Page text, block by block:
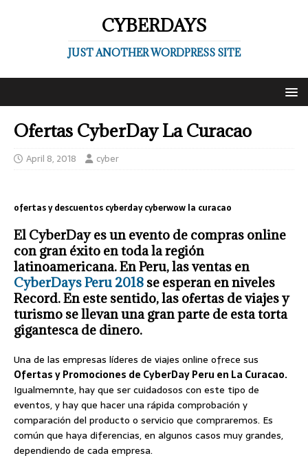
CYBERDAYS
JUST ANOTHER WORDPRESS SITE
Ofertas CyberDay La Curacao
April 8, 2018 cyber
ofertas y descuentos cyberday cyberwow la curacao
El CyberDay es un evento de compras online
con gran éxito en toda la región
latinoamericana. En Peru, las ventas en
CyberDays Peru 2018 se esperan en niveles
Record. En este sentido, las ofertas de viajes y
turismo se llevan una gran parte de esta torta
gigantesca de dinero.
Una de las empresas líderes de viajes online ofrece sus
Ofertas y Promociones de CyberDay Peru en La Curacao.
Igualmemnte, hay que ser cuidadosos con este tipo de
eventos, y hay que hacer una rápida comprobación y
comparación del producto o servicio que compraremos. Es
común que haya diferencias, en algunos casos muy grandes,
dependiendo de cada empresa.